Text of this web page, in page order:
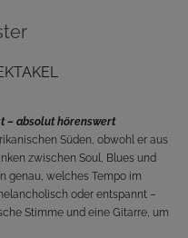
– absolut hörenswert
Süden, obwohl er aus
zwischen Soul, Blues und
genau, welches Tempo im
oder entspannt –
Stimme und eine Gitarre, um